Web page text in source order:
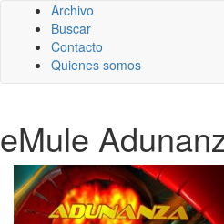
Archivo
Buscar
Contacto
Quienes somos
eMule